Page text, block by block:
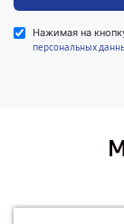
Нажимая на
персональных